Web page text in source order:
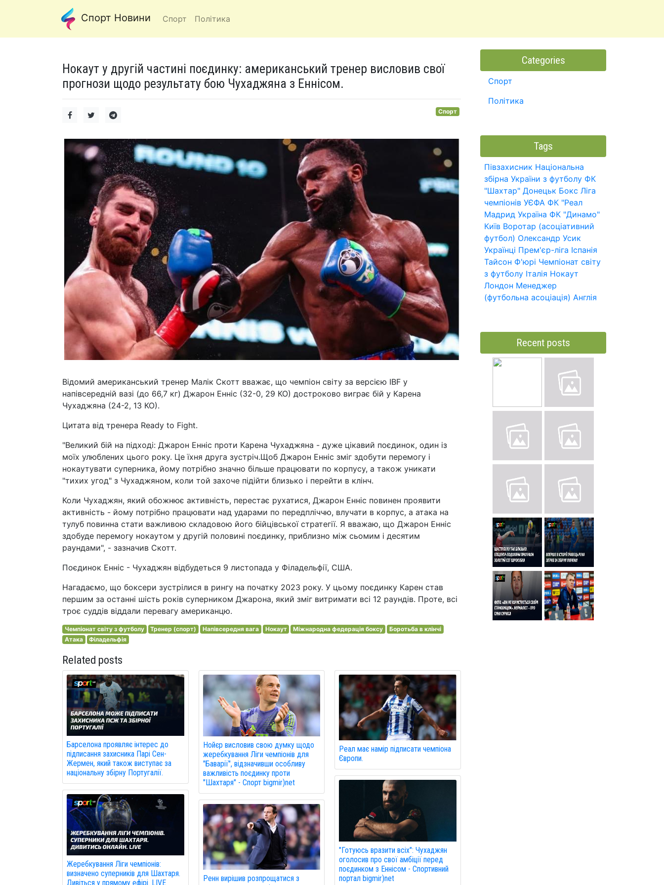
Спорт Новини Спорт Політика
Нокаут у другій частині поєдинку: американський тренер висловив свої
прогнози щодо результату бою Чухаджяна з Еннісом.
Спорт
Відомий американський тренер Малік Скотт вважає, що чемпіон світу за версією IBF у
напівсередній вазі (до 66,7 кг) Джарон Енніс (32-0, 29 КО) достроково виграє бій у Карена
Чухаджяна (24-2, 13 КО).
Цитата від тренера Ready to Fight.
"Великий бій на підході: Джарон Енніс проти Карена Чухаджяна - дуже цікавий поєдинок, один із
моїх улюблених цього року. Це їхня друга зустріч.Щоб Джарон Енніс зміг здобути перемогу і
нокаутувати суперника, йому потрібно значно більше працювати по корпусу, а також уникати
"тихих угод" з Чухаджяном, коли той захоче підійти близько і перейти в клінч.
Коли Чухаджян, який обожнює активність, перестає рухатися, Джарон Енніс повинен проявити
активність - йому потрібно працювати над ударами по передпліччю, влучати в корпус, а атака на
тулуб повинна стати важливою складовою його бійцівської стратегії. Я вважаю, що Джарон Енніс
здобуде перемогу нокаутом у другій половині поєдинку, приблизно між сьомим і десятим
раундами", - зазначив Скотт.
Поєдинок Енніс - Чухаджян відбудеться 9 листопада у Філадельфії, США.
Нагадаємо, що боксери зустрілися в рингу на початку 2023 року. У цьому поєдинку Карен став
першим за останні шість років суперником Джарона, який зміг витримати всі 12 раундів. Проте, всі
троє суддів віддали перевагу американцю.
Чемпіонат світу з футболу Тренер (спорт) Напівсередня вага Нокаут Міжнародна федерація боксу
Боротьба в клінчі
Атака
Філадельфія
Related posts
Барселона проявляє інтерес до
підписання захисника Парі Сен-
Жермен, який також виступає за
національну збірну Португалії.
Жеребкування Ліги чемпіонів:
визначено суперників для Шахтаря.
Дивіться у прямому ефірі. LIVE
Нойєр висловив свою думку щодо
жеребкування Ліги чемпіонів для
"Баварії", відзначивши особливу
важливість поєдинку проти
"Шахтаря" - Спорт bigmir)net
Ренн вирішив розпрощатися з
Реал має намір підписати чемпіона
Європи.
"Готуюсь вразити всіх": Чухаджян
оголосив про свої амбіції перед
поєдинком з Еннісом - Спортивний
портал bigmir)net
Categories
Спорт
Політика
Tags
Півзахисник Національна
збірна України з футболу ФК
"Шахтар" Донецьк Бокс Ліга
чемпіонів УЄФА ФК "Реал
Мадрид Україна ФК "Динамо"
Київ Воротар (асоціативний
футбол) Олександр Усик
Українці Прем'єр-ліга Іспанія
Тайсон Ф'юрі Чемпіонат світу
з футболу Італія Нокаут
Лондон Менеджер
(футбольна асоціація) Англія
Recent posts